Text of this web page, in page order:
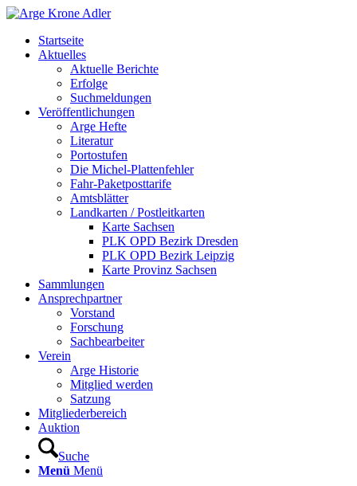
Startseite
Aktuelles
Aktuelle Berichte
Erfolge
Suchmeldungen
Veröffentlichungen
Arge Hefte
Literatur
Portostufen
Die Michel-Plattenfehler
Fahr-Paketposttarife
Amtsblätter
Landkarten / Postleitkarten
Karte Sachsen
PLK OPD Bezirk Dresden
PLK OPD Bezirk Leipzig
Karte Provinz Sachsen
Sammlungen
Ansprechpartner
Vorstand
Forschung
Sachbearbeiter
Verein
Arge Historie
Mitglied werden
Satzung
Mitgliederbereich
Auktion
Suche
Menü Menü